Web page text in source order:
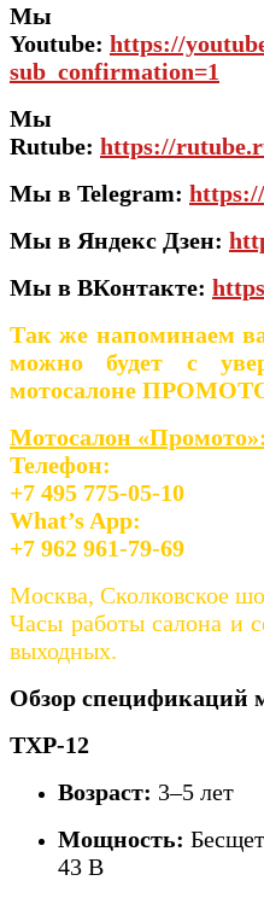
Youtube: https://
sub_confirmation=1
Rutube: https://
Мы в Telegram:
Мы в Яндекс Дзен:
Мы в ВКонтакте:
Так же напоминаем
можно будет с
мотосалоне
Мотосалон «Промото»:
Телефон:
+7 495 775-05-10
What’s App:
+7 962 961-79-69
Москва, Сколковское
Часы работы салона и
выходных.
Обзор спецификаций
TXP-12
Возраст: 3–5 лет
Мощность:
43 В